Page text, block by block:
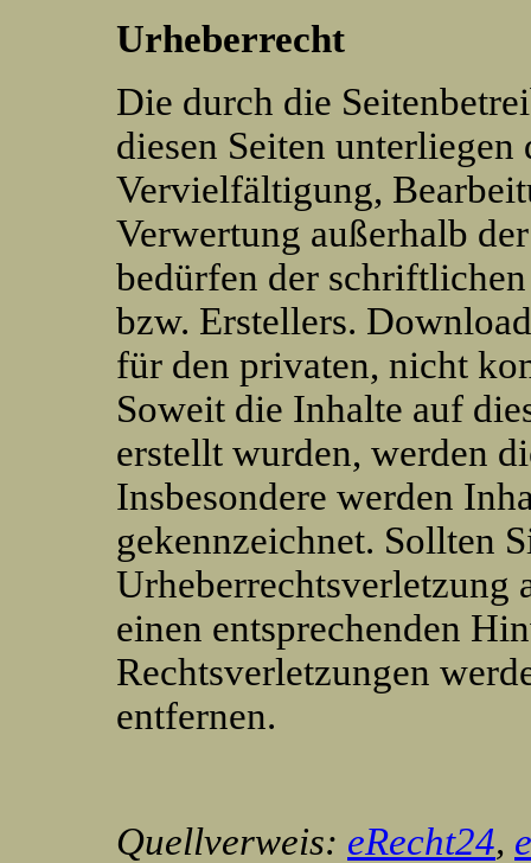
Urheberrecht
Die durch die
diesen Seiten
Vervielfältigung,
Verwertung außerhalb
bedürfen der
bzw. Erstellers.
für den privaten, nicht
Soweit die Inhalte auf
erstellt wurden, werden
Insbesondere werden
gekennzeichnet. Sollten
Urheberrechtsverletzung
einen entsprechenden
Rechtsverletzungen
entfernen.
Quellverweis: eRecht24,